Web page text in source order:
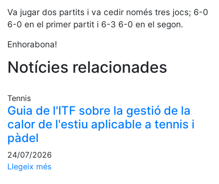
i comités
Estructura
Serveis
Preguntes
Freqüents
(FAQs)
Treballa amb
Àrea esportiva
Va jugar dos partits i va cedir només tres jocs; 6-0
6-0 en el primer partit i 6-3 6-0 en el segon.
Enhorabona!
Notícies relacionades
Tennis
Guia de l'ITF sobre la gestió de la
calor de l'estiu aplicable a tennis i
pàdel
24/07/2026
Llegeix més